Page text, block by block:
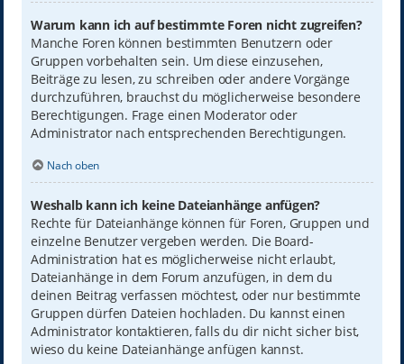
Warum kann ich auf bestimmte Foren nicht zugreifen?
Manche Foren können bestimmten Benutzern oder
Gruppen vorbehalten sein. Um diese einzusehen,
Beiträge zu lesen, zu schreiben oder andere Vorgänge
durchzuführen, brauchst du möglicherweise besondere
Berechtigungen. Frage einen Moderator oder
Administrator nach entsprechenden Berechtigungen.
Nach oben
Weshalb kann ich keine Dateianhänge anfügen?
Rechte für Dateianhänge können für Foren, Gruppen und
einzelne Benutzer vergeben werden. Die Board-
Administration hat es möglicherweise nicht erlaubt,
Dateianhänge in dem Forum anzufügen, in dem du
deinen Beitrag verfassen möchtest, oder nur bestimmte
Gruppen dürfen Dateien hochladen. Du kannst einen
Administrator kontaktieren, falls du dir nicht sicher bist,
wieso du keine Dateianhänge anfügen kannst.